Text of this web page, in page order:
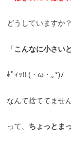
どうしていますか？
「こんなに小さい
ﾎﾟｨｯ!! (・ω・｡*)ﾉ
なんて捨ててませ
って、 ちょっとま